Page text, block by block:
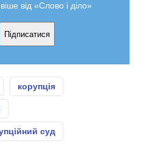
від «Слово і діло»
Підписатися
корупція
суд